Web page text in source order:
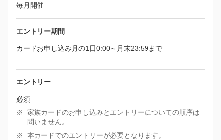
毎月開催
エントリー期間
カードお申し込み月の1日0:00～月末23:59まで
エントリー
必須
家族カードのお申し込みとエントリーについての順序は
問いません。
本カードでのエントリーが必要となります。